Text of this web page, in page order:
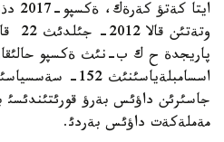
پاريجدة ح ك ب-نئث ةكسپو
اسسامبلةياسئنئث
مةملةكةت داؤئس بةردئ.